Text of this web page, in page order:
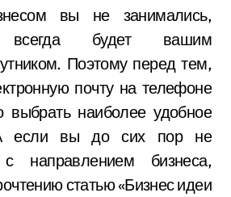
вы не занимались,
всегда будет вашим
Поэтому перед тем,
почту на телефоне
выбрать наиболее удобное
если вы до сих пор не
с направлением бизнеса,
статью «Бизнес идеи